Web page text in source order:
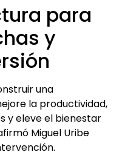
para
y
una
la productividad,
y eleve el bienestar
Miguel Uribe